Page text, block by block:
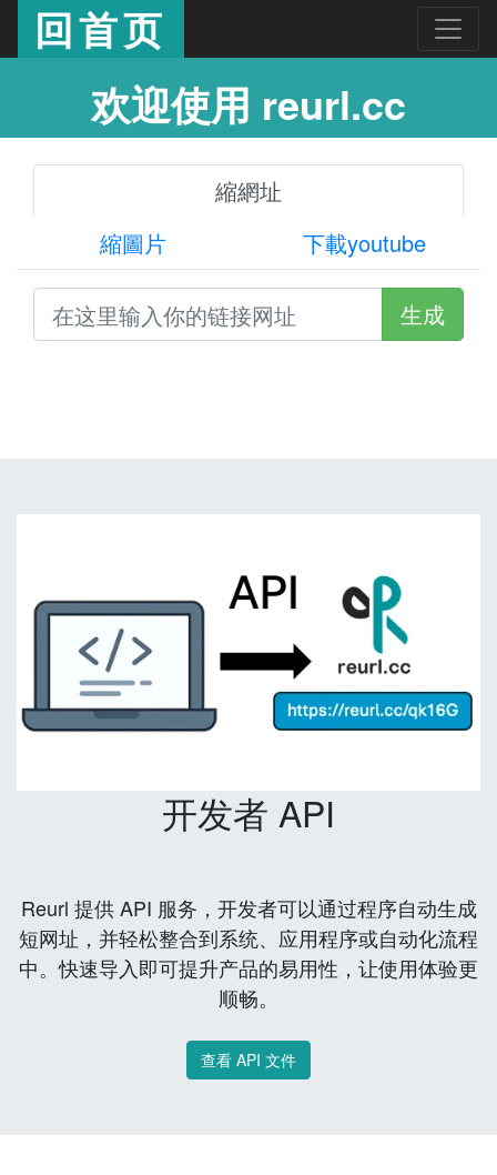
回首页
欢迎使用 reurl.cc
縮網址
縮圖片
下載youtube
生成
开发者 API
Reurl 提供 API 服务，开发者可以通过程序自动生成
短网址，并轻松整合到系统、应用程序或自动化流程
中。快速导入即可提升产品的易用性，让使用体验更
顺畅。
查看 API 文件